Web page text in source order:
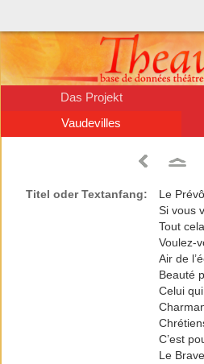
Das Projekt
Vaudevilles
Titel oder Textanfang:
Le
Si vous
Tout
Voulez-
Air de
Beauté
Celui
C’est
Le